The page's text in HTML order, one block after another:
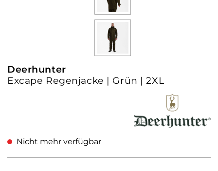
Deerhunter
Excape Regenjacke | Grün | 2XL
Nicht mehr verfügbar